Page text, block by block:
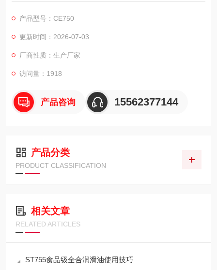
产地:美国
产品型号：CE750
更新时间：2026-07-03
厂商性质：生产厂家
访问量：1918
产品咨询 15562377144
产品分类
PRODUCT CLASSIFICATION
相关文章
RELATED ARTICLES
ST755食品级全合润滑油使用技巧